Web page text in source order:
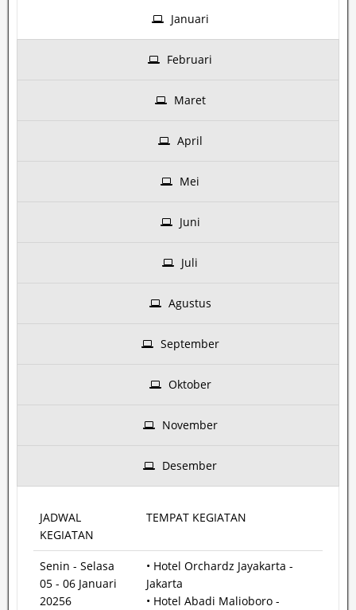
Januari
Februari
Maret
April
Mei
Juni
Juli
Agustus
September
Oktober
November
Desember
JADWAL
KEGIATAN
TEMPAT KEGIATAN
Senin - Selasa
05 - 06 Januari
20256
• Hotel Orchardz Jayakarta -
Jakarta
• Hotel Abadi Malioboro -